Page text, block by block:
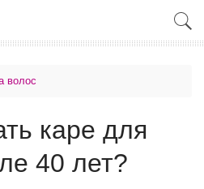
волос
каре для
40 лет?